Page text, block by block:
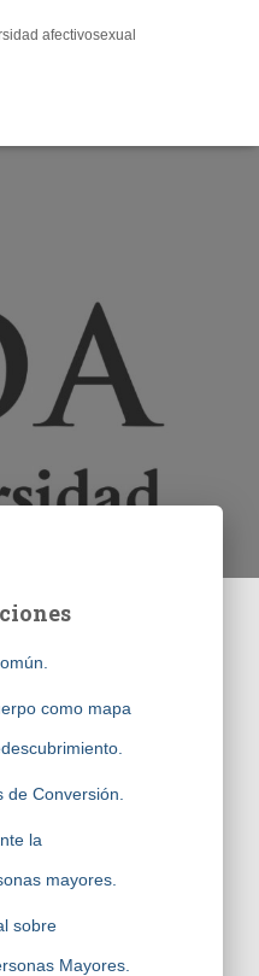
afectivosexual
como mapa
de Conversión.
la
mayores.
sobre
Mayores.